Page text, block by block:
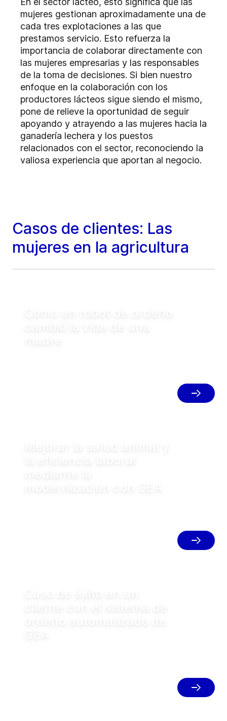
mujeres gestionan aproximadamente una de
cada tres explotaciones a las que
prestamos servicio. Esto refuerza la
importancia de colaborar directamente con
las mujeres empresarias y las responsables
de la toma de decisiones. Si bien nuestro
enfoque en la colaboración con los
productores lácteos sigue siendo el mismo,
pone de relieve la oportunidad de seguir
apoyando y atrayendo a las mujeres hacia la
ganadería lechera y los puestos
relacionados con el sector, reconociendo la
valiosa experiencia que aportan al negocio.
Casos de clientes: Las
mujeres en la agricultura